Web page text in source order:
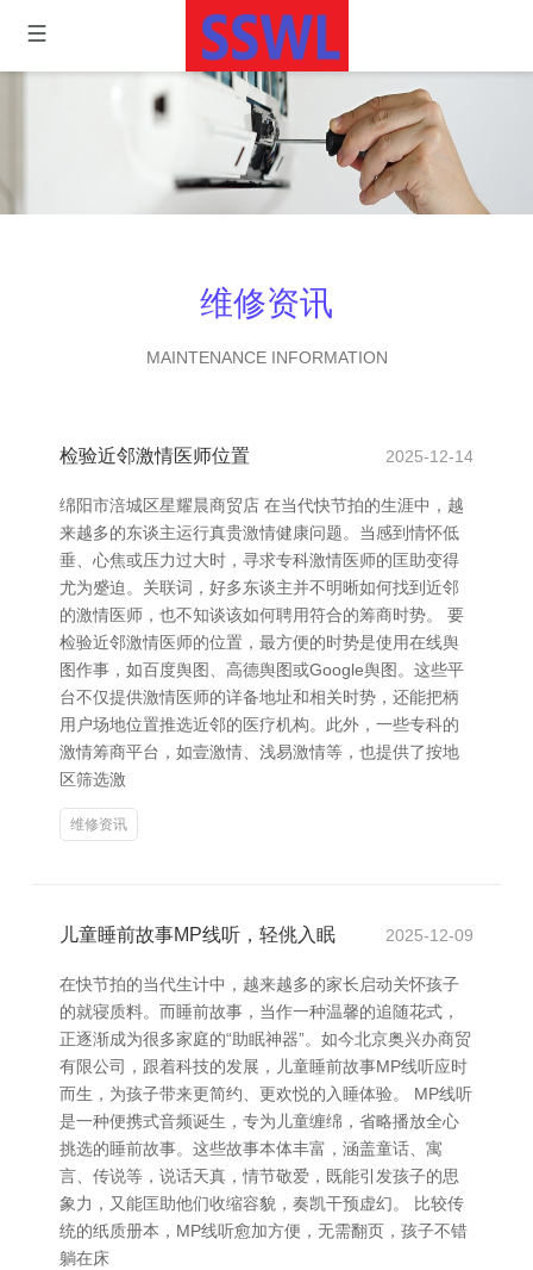
维修资讯
MAINTENANCE INFORMATION
检验近邻激情医师位置 2025-12-14
绵阳市涪城区星耀晨商贸店 在当代快节拍的生涯中，越
来越多的东谈主运行真贵激情健康问题。当感到情怀低
垂、心焦或压力过大时，寻求专科激情医师的匡助变得
尤为蹙迫。关联词，好多东谈主并不明晰如何找到近邻
的激情医师，也不知谈该如何聘用符合的筹商时势。 要
检验近邻激情医师的位置，最方便的时势是使用在线舆
图作事，如百度舆图、高德舆图或Google舆图。这些平
台不仅提供激情医师的详备地址和相关时势，还能把柄
用户场地位置推选近邻的医疗机构。此外，一些专科的
激情筹商平台，如壹激情、浅易激情等，也提供了按地
区筛选激
维修资讯
儿童睡前故事MP线听，轻佻入眠 2025-12-09
在快节拍的当代生计中，越来越多的家长启动关怀孩子
的就寝质料。而睡前故事，当作一种温馨的追随花式，
正逐渐成为很多家庭的“助眠神器”。如今北京奥兴办商贸
有限公司，跟着科技的发展，儿童睡前故事MP线听应时
而生，为孩子带来更简约、更欢悦的入睡体验。 MP线听
是一种便携式音频诞生，专为儿童缠绵，省略播放全心
挑选的睡前故事。这些故事本体丰富，涵盖童话、寓
言、传说等，说话天真，情节敬爱，既能引发孩子的思
象力，又能匡助他们收缩容貌，奏凯干预虚幻。 比较传
统的纸质册本，MP线听愈加方便，无需翻页，孩子不错
躺在床